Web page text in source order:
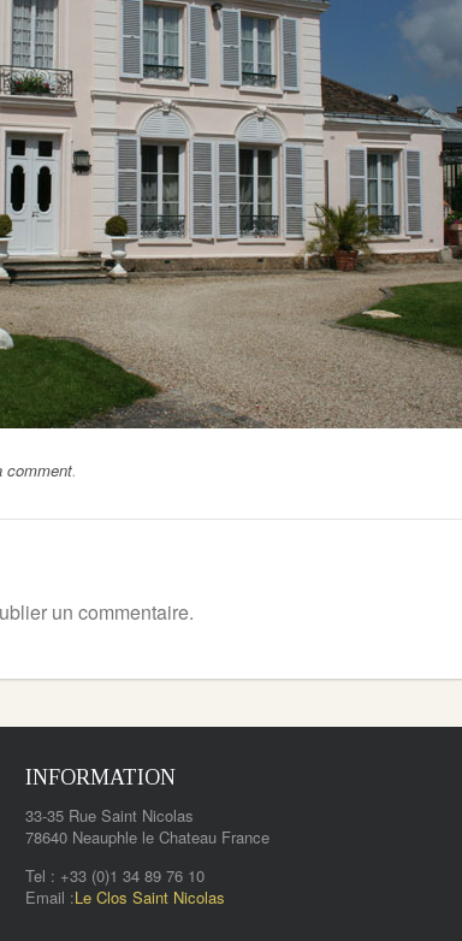
comment.
un commentaire.
INFORMATION
33-35 Rue Saint Nicolas
78640 Neauphle le Chateau France
Tel : +33 (0)1 34 89 76 10
Email :Le Clos Saint Nicolas